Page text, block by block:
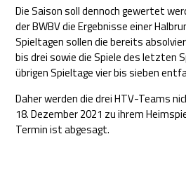
Die Saison soll dennoch gewertet
der BWBV die Ergebnisse einer
Spieltagen sollen die bereits
bis drei sowie die Spiele des letzten
übrigen Spieltage vier bis sieben
Daher werden die drei HTV-Teams
18. Dezember 2021 zu ihrem
Termin ist abgesagt.